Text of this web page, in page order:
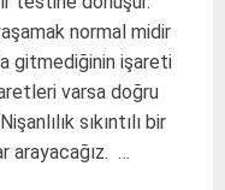
normal midir
gitmediğinin işareti
varsa doğru
sıkıntılı bir
arayacağız. …